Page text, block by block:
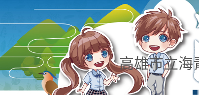
高雄市立海